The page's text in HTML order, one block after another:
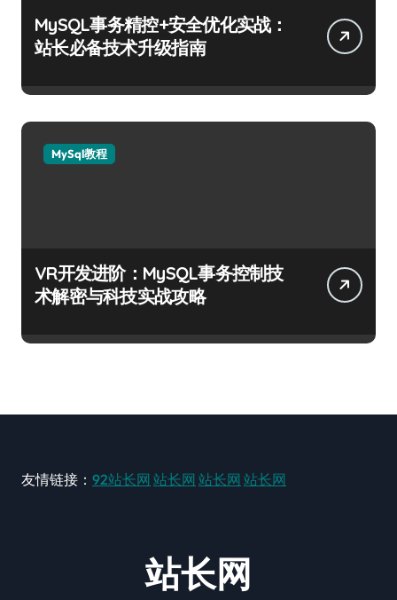
MySQL事务精控+安全优化实战：
站长必备技术升级指南
MySql教程
VR开发进阶：MySQL事务控制技
术解密与科技实战攻略
友情链接： 92站长网 站长网 站长网 站长网
站长网